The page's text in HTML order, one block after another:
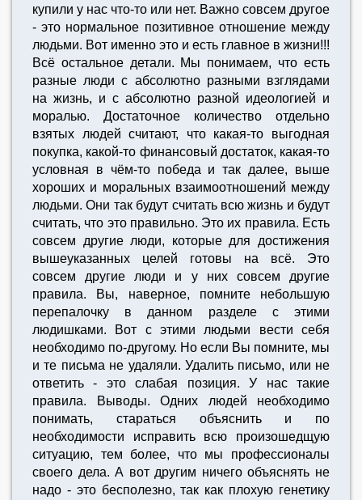
купили у нас что-то или нет. Важно совсем другое
- это нормальное позитивное отношение между
людьми. Вот именно это и есть главное в жизни!!!
Всё остальное детали. Мы понимаем, что есть
разные люди с абсолютно разными взглядами
на жизнь, и с абсолютно разной идеологией и
моралью. Достаточное количество отдельно
взятых людей считают, что какая-то выгодная
покупка, какой-то финансовый достаток, какая-то
условная в чём-то победа и так далее, выше
хороших и моральных взаимоотношений между
людьми. Они так будут считать всю жизнь и будут
считать, что это правильно. Это их правила. Есть
совсем другие люди, которые для достижения
вышеуказанных целей готовы на всё. Это
совсем другие люди и у них совсем другие
правила. Вы, наверное, помните небольшую
перепалочку в данном разделе с этими
людишками. Вот с этими людьми вести себя
необходимо по-другому. Но если Вы помните, мы
и те письма не удаляли. Удалить письмо, или не
ответить - это слабая позиция. У нас такие
правила. Выводы. Одних людей необходимо
понимать, стараться объяснить и по
необходимости исправить всю произошедщую
ситуацию, тем более, что мы профессионалы
своего дела. А вот другим ничего объяснять не
надо - это бесполезно, так как плохую генетику